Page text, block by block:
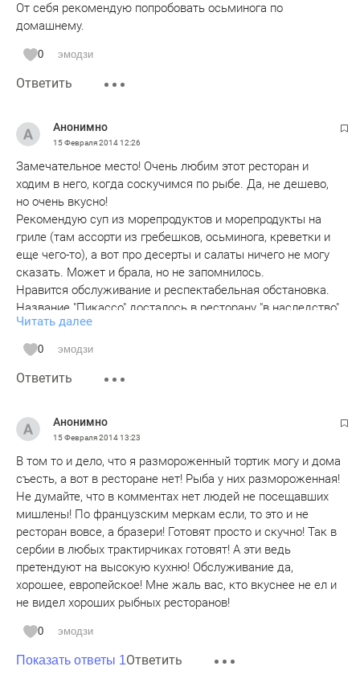
От себя рекомендую попробовать осьминога по
домашнему.
0 эмодзи
Ответить
Анонимно
15 Февраля 201412:26
Замечательное место! Очень любим этот ресторан и
ходим в него, когда соскучимся по рыбе. Да, не дешево,
но очень вкусно!
Рекомендую суп из морепродуктов и морепродукты на
гриле (там ассорти из гребешков, осьминога, креветки и
еще чего-то), а вот про десерты и салаты ничего не могу
сказать. Может и брала, но не запомнилось.
Нравится обслуживание и респектабельная обстановка.
Название "Пикассо" досталось в ресторану "в наследство",
на этом месте давно уже этот ресторан, раньше он не
специализировался на рыбе, да и команда вся была
другая, были местные повара и официанты.
Читать далее
0 эмодзи
Ответить
Анонимно
15 Февраля 201413:23
В том то и дело, что я размороженный тортик могу и дома
съесть, а вот в ресторане нет! Рыба у них размороженная!
Не думайте, что в комментах нет людей не посещавших
мишлены! По французским меркам если, то это и не
ресторан вовсе, а бразери! Готовят просто и скучно! Так в
сербии в любых трактирчиках готовят! А эти ведь
претендуют на высокую кухню! Обслуживание да,
хорошее, европейское! Мне жаль вас, кто вкуснее не ел и
не видел хороших рыбных ресторанов!
0 эмодзи
Показать ответы 1Ответить